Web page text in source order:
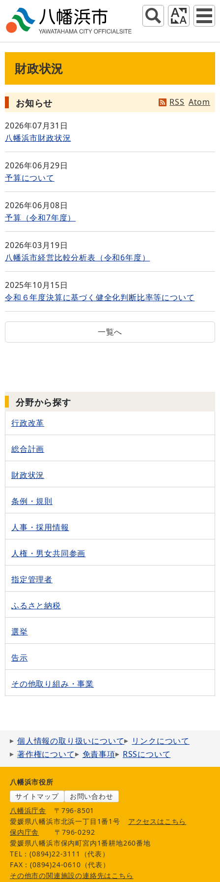
財政状況
お知らせ RSS Atom
2026年07月31日
八幡浜市財政状況
2026年06月29日
予算について
2026年06月08日
予算（令和7年度）
2026年03月19日
八幡浜市経営比較分析表（令和6年度）
2025年10月15日
令和６年度決算に基づく健全化判断比率等について
一覧へ
分野から探す
行政改革
総合計画
財政状況
条例・規則
人事・採用情報
人権・男女共同参画
指定管理者
ふるさと納税
選挙
告示
その他取り組み・事業
個人情報の取り扱いについて
リンクについて
著作権について
免責事項 RSSについて
八幡浜市役所
サイトマップ
お問い合わせ
八幡浜庁舎
〒796-8501
愛媛県八幡浜市北浜一丁目1番1号
アクセスはこちら
保内庁舎
〒796-0292
愛媛県八幡浜市保内町宮内1番耕地260番地
TEL：(0894)22-3111（代表）
FAX：(0894)24-0610（代表）
その他市の関連施設の連絡先はこちら